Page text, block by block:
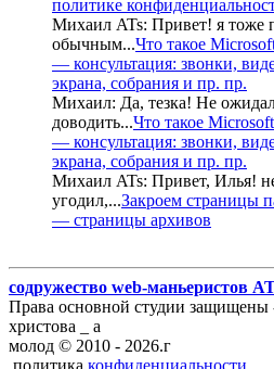
политике
Михаил ATs: Привет! я тоже
обычным...Что такое
— консультация: звонки,
экрана, собрания и пр. пр.
Михаил: Да, тезка! Не
доводить...Что такое
— консультация: звонки,
экрана, собрания и пр. пр.
Михаил ATs: Привет, Илья!
угодил,...Закроем страницы
— страницы архивов
содружество web-маньеристов
Права основной студии защищены
христова _ а
молод © 2010 - 2026.г
политика конфиденциальности